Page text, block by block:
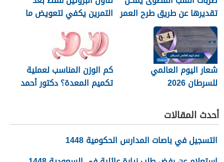
تقديرها عن طريق طرح العمر
من 220
التمرين يكفي لتعويض ما
فقده الجسم خلال النشاط
البدني
شعار اليوم العالمي
للسرطان 2026
كم الوزن المناسب لعملية
تكميم المعدة؟ دكتور أحمد
أحدث المقالات
التسجيل في باصات المدارس الحكومية 1448